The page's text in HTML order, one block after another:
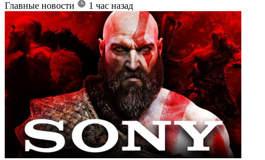
Главные новости
1 час назад